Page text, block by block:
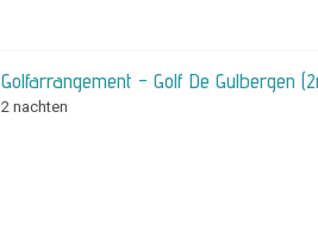
Golfarrangement - Golf De Gulbergen
2 nachten